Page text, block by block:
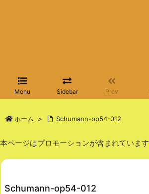
Menu Sidebar Prev
ホーム > Schumann-op54-012
本ページはプロモーションが含まれています
Schumann-op54-012